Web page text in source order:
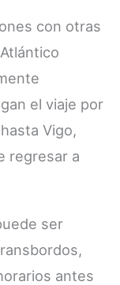
con otras
el viaje por
Vigo,
regresar a
ser
antes